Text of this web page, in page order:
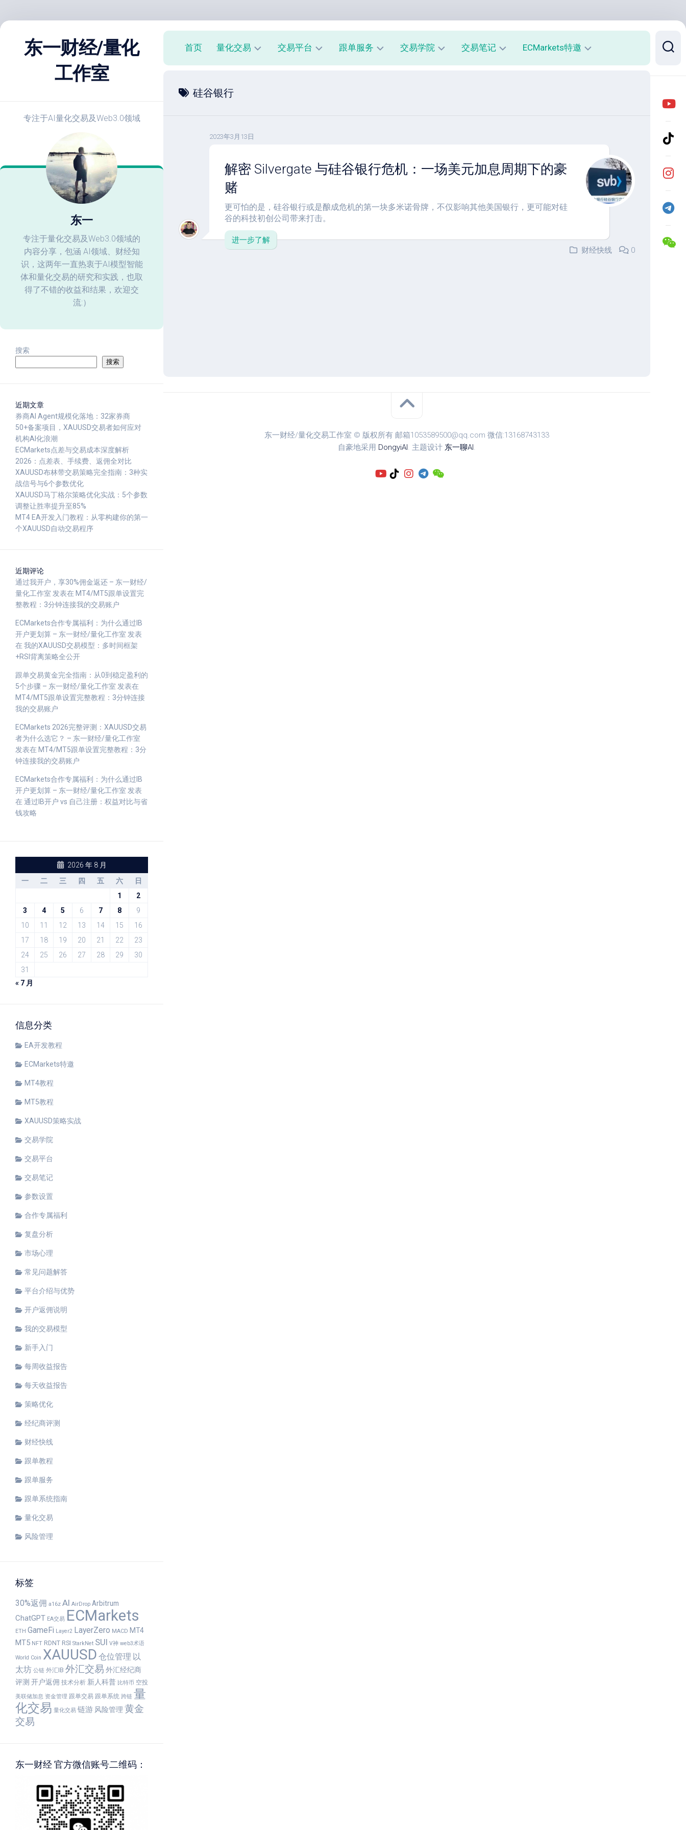
跳
东一财经/量化
工作室
专注于AI量化交易及Web3.0领域
东一
专注于量化交易及Web3.0领域的
内容分享，包涵 AI领域、财经知
识，这两年一直热衷于AI模型智能
体和量化交易的研究和实践，也取
得了不错的收益和结果，欢迎交
流:）
搜索
搜索
近期文章
券商AI Agent规模化落地：32家券商
50+备案项目，XAUUSD交易者如何应对
机构AI化浪潮
ECMarkets点差与交易成本深度解析
2026：点差表、手续费、返佣全对比
XAUUSD布林带交易策略完全指南：3种实
战信号与6个参数优化
XAUUSD马丁格尔策略优化实战：5个参数
调整让胜率提升至85%
MT4 EA开发入门教程：从零构建你的第一
个XAUUSD自动交易程序
近期评论
通过我开户，享30%佣金返还 – 东一财经/
量化工作室 发表在 MT4/MT5跟单设置完
整教程：3分钟连接我的交易账户
ECMarkets合作专属福利：为什么通过IB
开户更划算 – 东一财经/量化工作室 发表
在 我的XAUUSD交易模型：多时间框架
+RSI背离策略全公开
跟单交易黄金完全指南：从0到稳定盈利的
5个步骤 – 东一财经/量化工作室 发表在
MT4/MT5跟单设置完整教程：3分钟连接
我的交易账户
ECMarkets 2026完整评测：XAUUSD交易
者为什么选它？ – 东一财经/量化工作室
发表在 MT4/MT5跟单设置完整教程：3分
钟连接我的交易账户
ECMarkets合作专属福利：为什么通过IB
开户更划算 – 东一财经/量化工作室 发表
在 通过IB开户 vs 自己注册：权益对比与省
钱攻略
2026 年 8 月
一
二 三 四 五 六
日
1
2
3
4 5 6 7 8
9
10
11 12 13 14 15
16
17
18 19 20 21 22
23
24
25 26 27 28 29
30
31
« 7 月
信息分类
EA开发教程
ECMarkets特邀
MT4教程
MT5教程
XAUUSD策略实战
交易学院
交易平台
交易笔记
参数设置
合作专属福利
复盘分析
市场心理
常见问题解答
平台介绍与优势
开户返佣说明
我的交易模型
新手入门
每周收益报告
每天收益报告
策略优化
经纪商评测
财经快线
跟单教程
跟单服务
跟单系统指南
量化交易
风险管理
标签
30%返佣 a16z AI AirDrop Arbitrum
ChatGPT EA交易 ECMarkets
ETH GameFi Layer2 LayerZero MACD MT4
MT5 NFT RDNT RSI StarkNet SUI V神 web3术语
World Coin XAUUSD 仓位管理 以
太坊 公链 外汇IB 外汇交易 外汇经纪商
评测 开户返佣 技术分析 新人科普 比特币 空投
美联储加息 资金管理 跟单交易 跟单系统 跨链 量
化交易 量化交易 链游 风险管理 黄金
交易
东一财经 官方微信账号二维码：
首页 量化交易
策
发
教
程
策
略
化
交易平台
经
纪
测
跟单服务
单
系
南
单
交易学院
理
心
交易笔记
度
收
告
盘
ECMarkets特邀
开
户
说
合
硅谷银行
2023年3月13日
解密 Silvergate 与硅谷银行危机：一场美元加息周期下的豪
赌
更可怕的是，硅谷银行或是酿成危机的第一块多米诺骨牌，不仅影响其他美国银行，更可能对硅
谷的科技初创公司带来打击。
进一步了解
财经快线
0
东一财经/量化交易工作室 © 版权所有 邮箱1053589500@qq.com 微信:13168743133
自豪地采用 DongyiAI. 主题设计 东一聊AI.